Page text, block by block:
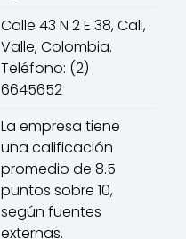
Calle 43 N 2 E 38, Cali,
Valle, Colombia.
Teléfono: (2)
6645652
La empresa tiene
una calificación
promedio de 8.5
puntos sobre 10,
según fuentes
externas.